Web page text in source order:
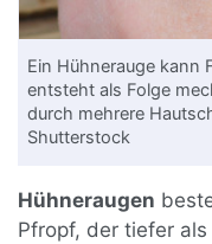
Ein Hühnerauge kann
entsteht als Folge
durch mehrere
Shutterstock
Hühneraugen
Pfropf, der tiefer als